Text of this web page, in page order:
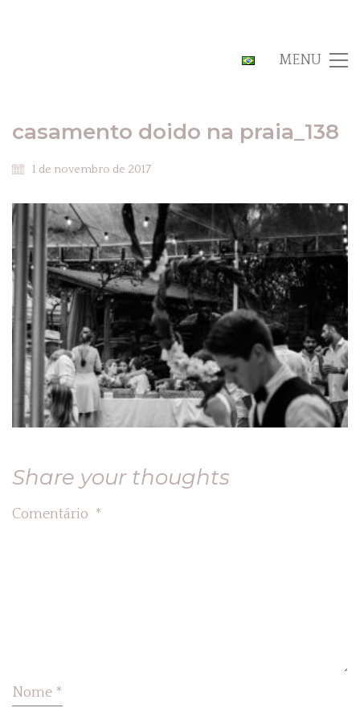
MENU
casamento doido na praia_138
1 de novembro de 2017
Share your thoughts
Comentário *
Nome *